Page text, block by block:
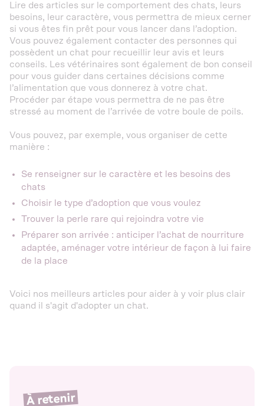
Lire des articles sur le comportement des chats, leurs
besoins, leur caractère, vous permettra de mieux cerner
si vous êtes fin prêt pour vous lancer dans l’adoption.
Vous pouvez également contacter des personnes qui
possèdent un chat pour recueillir leur avis et leurs
conseils. Les vétérinaires sont également de bon conseil
pour vous guider dans certaines décisions comme
l’alimentation que vous donnerez à votre chat.
Procéder par étape vous permettra de ne pas être
stressé au moment de l’arrivée de votre boule de poils.
Vous pouvez, par exemple, vous organiser de cette
manière :
Se renseigner sur le caractère et les besoins des
chats
Choisir le type d’adoption que vous voulez
Trouver la perle rare qui rejoindra votre vie
Préparer son arrivée : anticiper l’achat de nourriture
adaptée, aménager votre intérieur de façon à lui faire
de la place
Voici nos meilleurs articles pour aider à y voir plus clair
quand il s'agit d'adopter un chat.
À retenir